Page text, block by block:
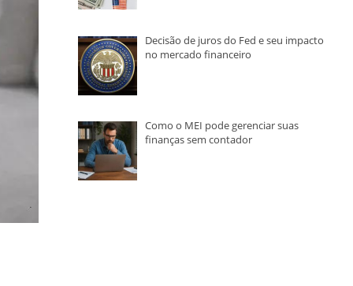
Decisão de juros do Fed e seu impacto
no mercado financeiro
Como o MEI pode gerenciar suas
finanças sem contador